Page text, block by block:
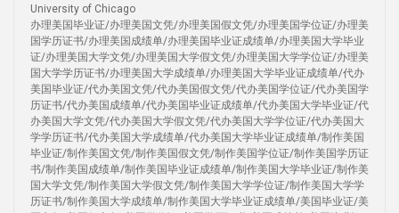
University of Chicago
办理美国毕业证/办理美国文凭/办理美国假文凭/办理美国学位证/办理美
国学历证书/办理美国成绩单/办理美国毕业证成绩单/办理美国大学毕业
证/办理美国大学文凭/办理美国大学假文凭/办理美国大学学位证/办理美
国大学学历证书/办理美国大学成绩单/办理美国大学毕业证成绩单/代办
美国毕业证/代办美国文凭/代办美国假文凭/代办美国学位证/代办美国学
历证书/代办美国成绩单/代办美国毕业证成绩单/代办美国大学毕业证/代
办美国大学文凭/代办美国大学假文凭/代办美国大学学位证/代办美国大
学学历证书/代办美国大学成绩单/代办美国大学毕业证成绩单/制作美国
毕业证/制作美国文凭/制作美国假文凭/制作美国学位证/制作美国学历证
书/制作美国成绩单/制作美国毕业证成绩单/制作美国大学毕业证/制作美
国大学文凭/制作美国大学假文凭/制作美国大学学位证/制作美国大学学
历证书/制作美国大学成绩单/制作美国大学毕业证成绩单/美国毕业证/美